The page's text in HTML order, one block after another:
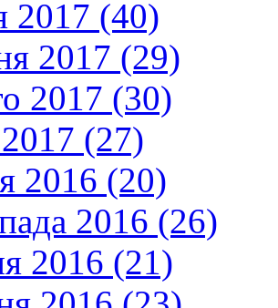
2017 (40)
2017 (29)
2017 (30)
2017 (27)
2016 (20)
2016 (26)
2016 (21)